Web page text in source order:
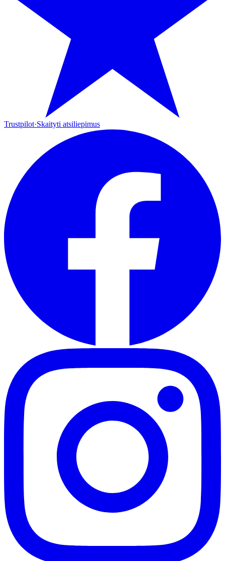
Trustpilot·Skaityti atsiliepimus